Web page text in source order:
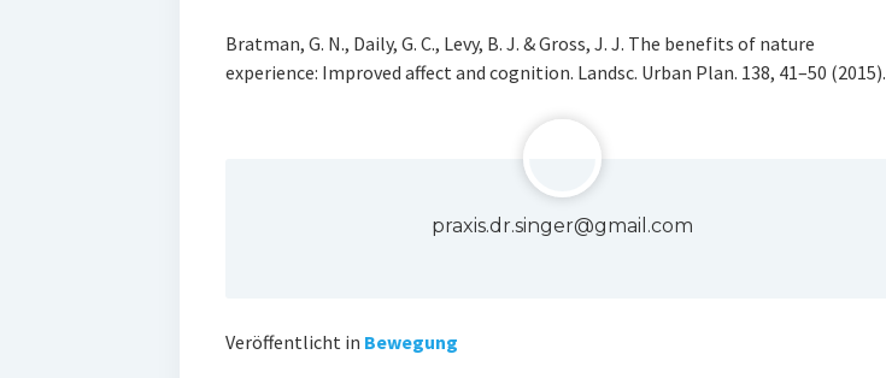
Bratman, G. N., Daily, G. C., Levy, B. J. & Gross, J. J. The benefits of nature
experience: Improved affect and cognition. Landsc. Urban Plan. 138, 41–50 (2015).
praxis.dr.singer@gmail.com
Veröffentlicht in Bewegung